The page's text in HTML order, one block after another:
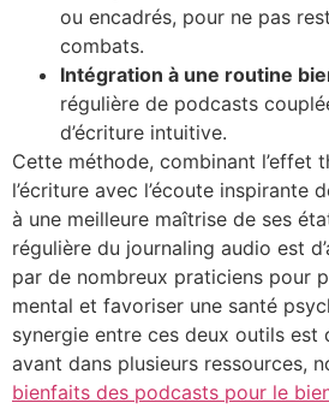
ou encadrés, pour ne pas
combats.
Intégration à une routine
régulière de podcasts
d’écriture intuitive.
Cette méthode, combinant l’effet
l’écriture avec l’écoute inspirante
à une meilleure maîtrise de ses
régulière du journaling audio est
par de nombreux praticiens pour
mental et favoriser une santé
synergie entre ces deux outils est
avant dans plusieurs ressources,
bienfaits des podcasts pour le